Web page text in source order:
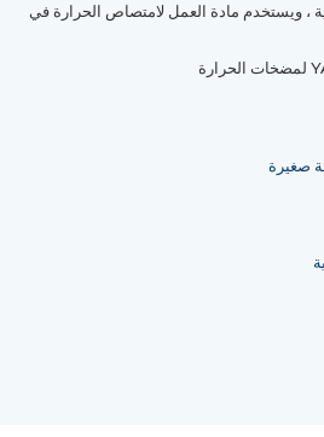
، ويستخدم مادة العمل لامتصاص الحرارة في
صغيرة